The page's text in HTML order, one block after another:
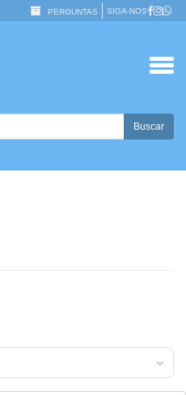
PERGUNTAS SIGA-NOS
Buscar